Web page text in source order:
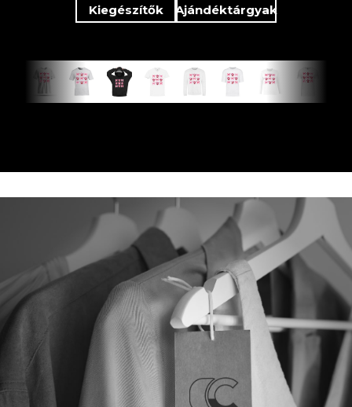
Kiegészítők
Ajándéktárgyak